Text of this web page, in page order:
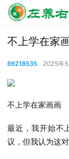
不上学在家
66218535 2025年
不上学在家画画
最近，我开始不
议，但我认为这对